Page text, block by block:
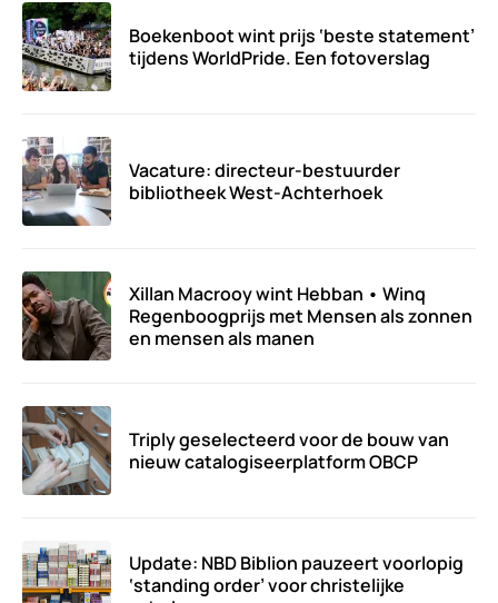
Boekenboot wint prijs ‘beste statement’
tijdens WorldPride. Een fotoverslag
Vacature: directeur-bestuurder
bibliotheek West-Achterhoek
Xillan Macrooy wint Hebban • Winq
Regenboogprijs met Mensen als zonnen
en mensen als manen
Triply geselecteerd voor de bouw van
nieuw catalogiseerplatform OBCP
Update: NBD Biblion pauzeert voorlopig
‘standing order’ voor christelijke